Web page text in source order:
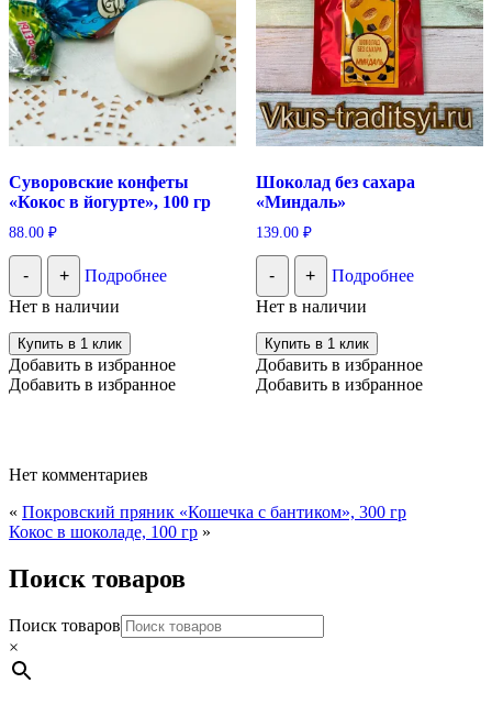
Суворовские конфеты
«Кокос в йогурте», 100 гр
88.00 ₽
- +
Подробнее
Нет в наличии
Купить в 1 клик
Добавить в избранное
Добавить в избранное
Шоколад без сахара
«Миндаль»
139.00 ₽
- +
Подробнее
Нет в наличии
Купить в 1 клик
Добавить в избранное
Добавить в избранное
Нет комментариев
« Покровский пряник «Кошечка с бантиком», 300 гр
Кокос в шоколаде, 100 гр »
Поиск товаров
Поиск товаров
×